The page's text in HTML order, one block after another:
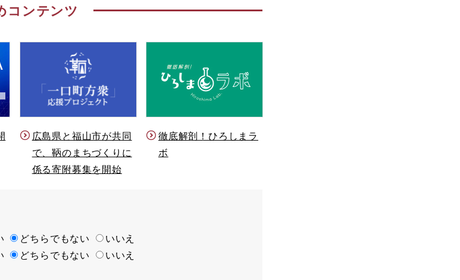
コンテンツ
広島県と福山市が共同
で、鞆のまちづくりに
係る寄附募集を開始
徹底解剖！ひろしまラ
ボ
どちらでもない
いいえ
どちらでもない いいえ